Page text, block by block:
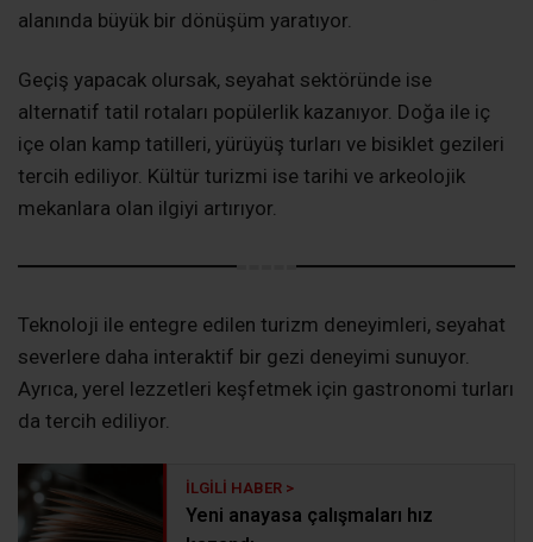
alanında büyük bir dönüşüm yaratıyor.
Geçiş yapacak olursak, seyahat sektöründe ise
alternatif tatil rotaları popülerlik kazanıyor. Doğa ile iç
içe olan kamp tatilleri, yürüyüş turları ve bisiklet gezileri
tercih ediliyor. Kültür turizmi ise tarihi ve arkeolojik
mekanlara olan ilgiyi artırıyor.
Teknoloji ile entegre edilen turizm deneyimleri, seyahat
severlere daha interaktif bir gezi deneyimi sunuyor.
Ayrıca, yerel lezzetleri keşfetmek için gastronomi turları
da tercih ediliyor.
Yeni anayasa çalışmaları hız